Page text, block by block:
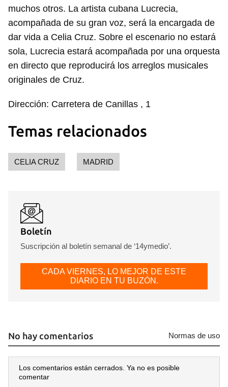
muchos otros. La artista cubana Lucrecia,
acompañada de su gran voz, será la encargada de
dar vida a Celia Cruz. Sobre el escenario no estará
sola, Lucrecia estará acompañada por una orquesta
en directo que reproducirá los arreglos musicales
originales de Cruz.
Dirección: Carretera de Canillas , 1
Temas relacionados
CELIA CRUZ MADRID
Boletín
Suscripción al boletín semanal de ‘14ymedio’.
CADA VIERNES, LO MEJOR DE ESTE
DIARIO EN TU BUZÓN.
No hay comentarios Normas de uso
Los comentarios están cerrados. Ya no es posible
comentar